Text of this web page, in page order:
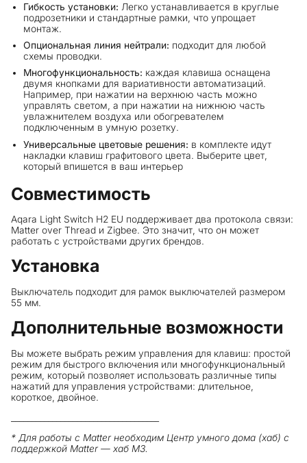
Гибкость установки: Легко устанавливается в круглые
подрозетники и стандартные рамки, что упрощает
монтаж.
Опциональная линия нейтрали: подходит для любой
схемы проводки.
Многофункциональность: каждая клавиша оснащена
двумя кнопками для вариативности автоматизаций.
Например, при нажатии на верхнюю часть можно
управлять светом, а при нажатии на нижнюю часть
увлажнителем воздуха или обогревателем
подключенным в умную розетку.
Универсальные цветовые решения: в комплекте идут
накладки клавиш графитового цвета. Выберите цвет,
который впишется в ваш интерьер
Совместимость
Aqara Light Switch H2 EU поддерживает два протокола связи:
Matter over Thread и Zigbee. Это значит, что он может
работать с устройствами других брендов.
Установка
Выключатель подходит для рамок выключателей размером
55 мм.
Дополнительные возможности
Вы можете выбрать режим управления для клавиш: простой
режим для быстрого включения или многофункциональный
режим, который позволяет использовать различные типы
нажатий для управления устройствами: длительное,
короткое, двойное.
* Для работы c Matter необходим Центр умного дома (хаб) с
поддержкой Matter — хаб М3.